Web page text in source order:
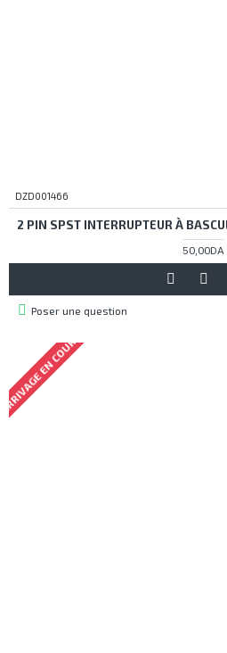
DZD001466
2 PIN SPST INTERRUPTEUR À
50,00DA
Poser une question
EN COURS